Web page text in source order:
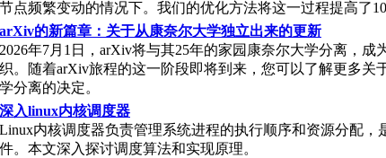
节点频繁变动的情况下。我们的优化方法将这一过程提高了10
arXiv的新篇章：关于从康奈尔大学独立出来的更新
2026年7月1日，arXiv将与其25年的家园康奈尔大学分离，成
织。随着arXiv旅程的这一阶段即将到来，您可以了解更多关
学分离的决定。
深入linux内核调度器
Linux内核调度器负责管理系统进程的执行顺序和资源分配，
件。本文深入探讨调度算法和实现原理。